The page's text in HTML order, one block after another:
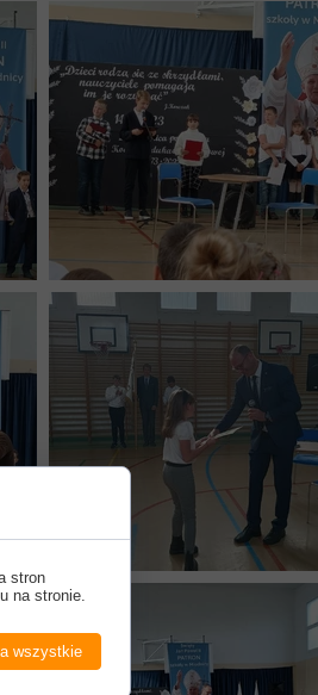
stron
na stronie.
wszystkie